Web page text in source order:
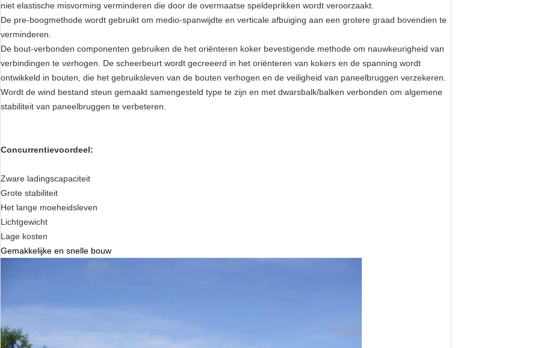
niet elastische misvorming verminderen die door de overmaatse speldeprikken wordt veroorzaakt.
De pre-boogmethode wordt gebruikt om medio-spanwijdte en verticale afbuiging aan een grotere graad bovendien te
verminderen.
De bout-verbonden componenten gebruiken de het oriënteren koker bevestigende methode om nauwkeurigheid van
verbindingen te verhogen. De scheerbeurt wordt gecreeerd in het oriënteren van kokers en de spanning wordt
ontwikkeld in bouten, die het gebruiksleven van de bouten verhogen en de veiligheid van paneelbruggen verzekeren.
Wordt de wind bestand steun gemaakt samengesteld type te zijn en met dwarsbalk/balken verbonden om algemene
stabiliteit van paneelbruggen te verbeteren.
Concurrentievoordeel:
Zware ladingscapaciteit
Grote stabiliteit
Het lange moeheidsleven
Lichtgewicht
Lage kosten
Gemakkelijke en snelle bouw